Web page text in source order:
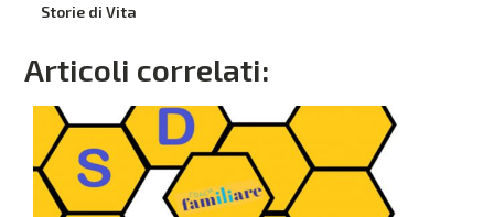
Storie di Vita
Articoli correlati: